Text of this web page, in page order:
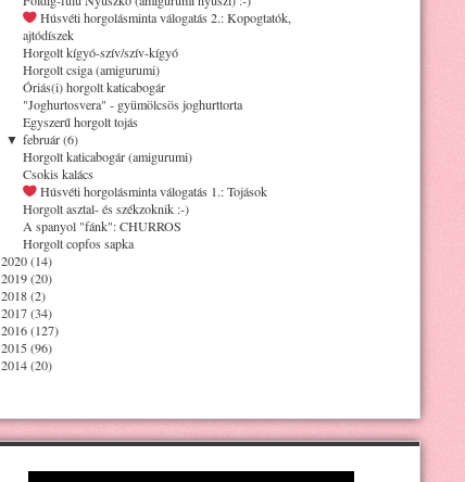
Húsvéti horgolásminta válogatás 2.: Kopogtatók,
ajtódíszek
Horgolt kígyó-szív/szív-kígyó
Horgolt csiga (amigurumi)
Óriás(i) horgolt katicabogár
"Joghurtosvera" - gyümölcsös joghurttorta
Egyszerű horgolt tojás
▼ február (6)
Horgolt katicabogár (amigurumi)
Csokis kalács
Húsvéti horgolásminta válogatás 1.: Tojások
Horgolt asztal- és székzoknik :-)
A spanyol "fánk": CHURROS
Horgolt copfos sapka
2020 (14)
2019 (20)
2018 (2)
2017 (34)
2016 (127)
2015 (96)
2014 (20)